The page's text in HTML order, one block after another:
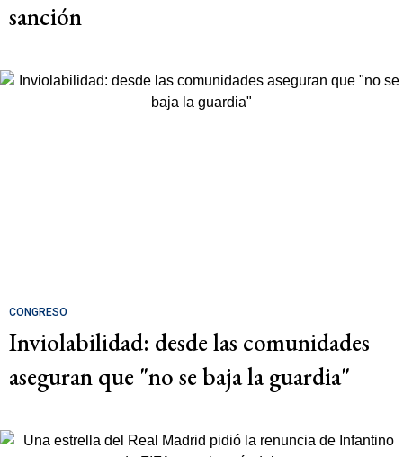
sanción
CONGRESO
Inviolabilidad: desde las comunidades
aseguran que "no se baja la guardia"